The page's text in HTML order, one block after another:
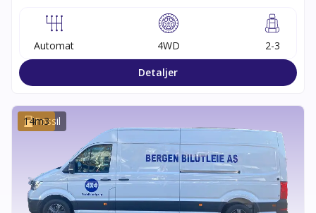
Automat 4WD
2-3
Detaljer
Fossil
14m3